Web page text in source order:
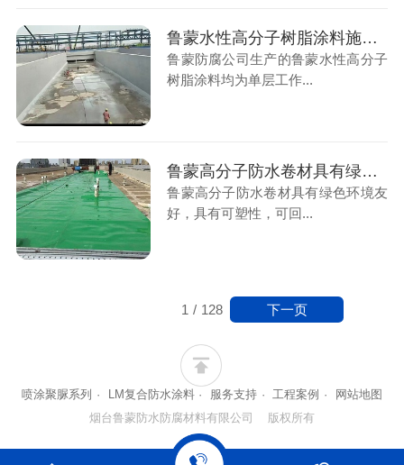
鲁蒙水性高分子树脂涂料施工后的涂层能减少混凝土微细裂纹造成的渗漏腐蚀
鲁蒙防腐公司生产的鲁蒙水性高分子
树脂涂料均为单层工作...
鲁蒙高分子防水卷材具有绿色环境友好，具有可塑性
鲁蒙高分子防水卷材具有绿色环境友
好，具有可塑性，可回...
1 / 128 下一页
喷涂聚脲系列 · LM复合防水涂料 · 服务支持 · 工程案例 ·
网站地图
烟台鲁蒙防水防腐材料有限公司 版权所有